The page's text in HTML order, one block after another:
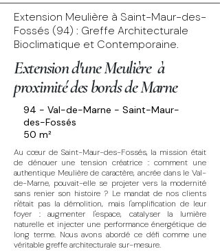
Extension Meulière à Saint-Maur-des-
Fossés (94) : Greffe Architecturale
Bioclimatique et Contemporaine.
Extension d'une Meulière à
proximité des bords de Marne
94 - Val-de-Marne - Saint-Maur-
des-Fossés
50 m²
Au cœur de Saint-Maur-des-Fossés, la mission était
de dénouer une tension créatrice : comment une
authentique Meulière de caractère, ancrée dans le Val-
de-Marne, pouvait-elle se projeter vers la modernité
sans renier son histoire ? Le mandat de nos clients
n'était pas la démolition, mais l'amplification de leur
foyer : augmenter l'espace, catalyser la lumière
naturelle et injecter une performance énergétique de
long terme. Nous avons abordé ce défi comme une
véritable greffe architecturale sur-mesure.